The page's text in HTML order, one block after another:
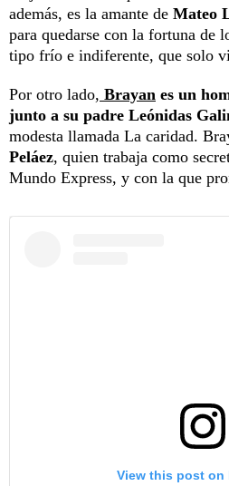
además, es la amante de Mateo
para quedarse con la fortuna de
tipo frío e indiferente, que solo
Por otro lado, Brayan es un
junto a su padre Leónidas
modesta llamada La caridad.
Peláez, quien trabaja como
Mundo Express, y con la que
View this post on